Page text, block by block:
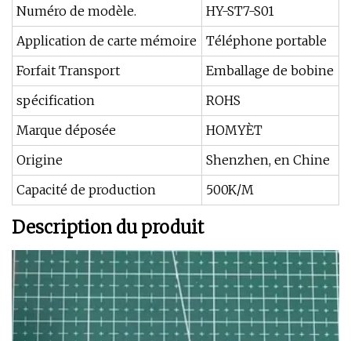
Numéro de modèle.
HY-ST7-S01
Application de carte mémoire Téléphone portable
Forfait Transport
Emballage de bobine
spécification
ROHS
Marque déposée
HOMYÈT
Origine
Shenzhen, en Chine
Capacité de production
500K/M
Description du produit